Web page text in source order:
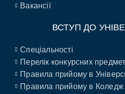
Вакансії
ВСТУП ДО
Спеціальності
Перелік конкурсних
Правила прийому в
Правила прийому в Коледж